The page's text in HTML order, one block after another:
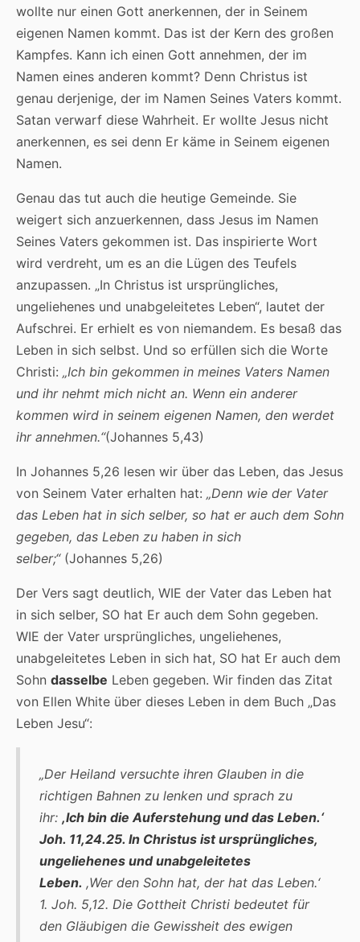
wollte nur einen Gott anerkennen, der in Seinem
eigenen Namen kommt. Das ist der Kern des großen
Kampfes. Kann ich einen Gott annehmen, der im
Namen eines anderen kommt? Denn Christus ist
genau derjenige, der im Namen Seines Vaters kommt.
Satan verwarf diese Wahrheit. Er wollte Jesus nicht
anerkennen, es sei denn Er käme in Seinem eigenen
Namen.
Genau das tut auch die heutige Gemeinde. Sie
weigert sich anzuerkennen, dass Jesus im Namen
Seines Vaters gekommen ist. Das inspirierte Wort
wird verdreht, um es an die Lügen des Teufels
anzupassen. „In Christus ist ursprüngliches,
ungeliehenes und unabgeleitetes Leben“, lautet der
Aufschrei. Er erhielt es von niemandem. Es besaß das
Leben in sich selbst. Und so erfüllen sich die Worte
Christi: „Ich bin gekommen in meines Vaters Namen
und ihr nehmt mich nicht an. Wenn ein anderer
kommen wird in seinem eigenen Namen, den werdet
ihr annehmen.“(Johannes 5,43)
In Johannes 5,26 lesen wir über das Leben, das Jesus
von Seinem Vater erhalten hat: „Denn wie der Vater
das Leben hat in sich selber, so hat er auch dem Sohn
gegeben, das Leben zu haben in sich
selber;“(Johannes 5,26)
Der Vers sagt deutlich, WIE der Vater das Leben hat
in sich selber, SO hat Er auch dem Sohn gegeben.
WIE der Vater ursprüngliches, ungeliehenes,
unabgeleitetes Leben in sich hat, SO hat Er auch dem
Sohn dasselbe Leben gegeben. Wir finden das Zitat
von Ellen White über dieses Leben in dem Buch „Das
Leben Jesu“:
„Der Heiland versuchte ihren Glauben in die
richtigen Bahnen zu lenken und sprach zu
ihr: ,Ich bin die Auferstehung und das Leben.‘
Joh. 11,24.25. In Christus ist ursprüngliches,
ungeliehenes und unabgeleitetes
Leben. ,Wer den Sohn hat, der hat das Leben.‘
1. Joh. 5,12. Die Gottheit Christi bedeutet für
den Gläubigen die Gewissheit des ewigen